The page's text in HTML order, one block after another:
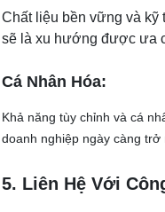
Chất liệu bền vững và kỹ
sẽ là xu hướng được ưa
Cá Nhân Hóa:
Khả năng tùy chỉnh và cá
doanh nghiệp ngày càng trở
5. Liên Hệ Với